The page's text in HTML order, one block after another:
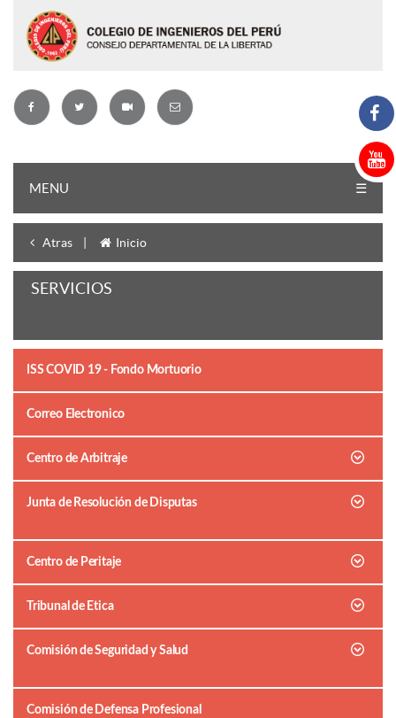
MENU ☰
Atras | Inicio
SERVICIOS
ISS COVID 19 - Fondo Mortuorio
Correo Electronico
Centro de Arbitraje
Junta de Resolución de Disputas
Centro de Peritaje
Tribunal de Etica
Comisión de Seguridad y Salud
Comisión de Defensa Profesional